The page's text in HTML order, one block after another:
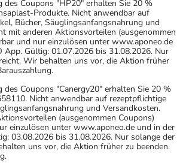
des Coupons "HP20" erhalten Sie 20 %
Produkte. Nicht anwendbar auf
Bücher, Säuglingsanfangsnahrung und
mit anderen Aktionsvorteilen (ausgenommen
und nur einzulösen unter www.aponeo.de
App. Gültig: 01.07.2026 bis 31.08.2026. Nur
Wir behalten uns vor, die Aktion früher
des Coupons "Canergy20" erhalten Sie 20 %
Nicht anwendbar auf rezeptpflichtige
und Versandkosten.
(ausgenommen Coupons)
einzulösen unter www.aponeo.de und in der
03.08.2026 bis 31.08.2026. Nur solange der
uns vor, die Aktion früher zu beenden.